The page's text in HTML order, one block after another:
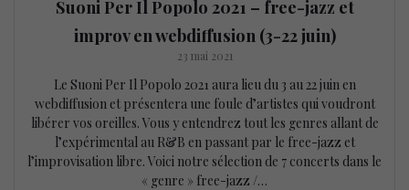
Suoni Per Il Popolo 2021 – free-jazz et
improv en webdiffusion (3-22 juin)
23 mai 2021
Le Suoni Per Il Popolo 2021 aura lieu du 3 au 22 juin en
webdiffusion et présentera une foule d’artistes qui voudront
libérer vos oreilles. Vous y entendrez tout les genres allant de
l’expérimental au R&B en passant par le free-jazz et
l’improvisation libre. Voici notre sélection de 7 concerts dans le
« genre » free-jazz /…